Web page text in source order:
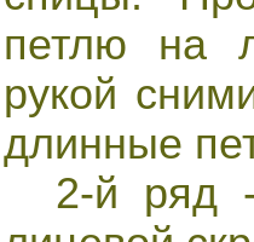
петлю на
рукой
длинные
2-й ряд -